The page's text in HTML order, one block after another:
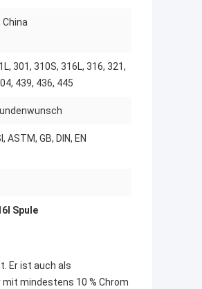
China
301, 310S, 316L, 316, 321,
439, 436, 445
ASTM, GB, DIN, EN
Spule
Er ist auch als
mindestens 10 % Chrom